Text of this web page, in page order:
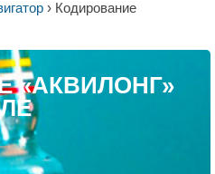
› Кодирование
«АКВИЛОНГ»